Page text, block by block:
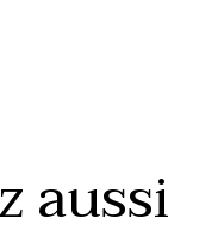
aussi